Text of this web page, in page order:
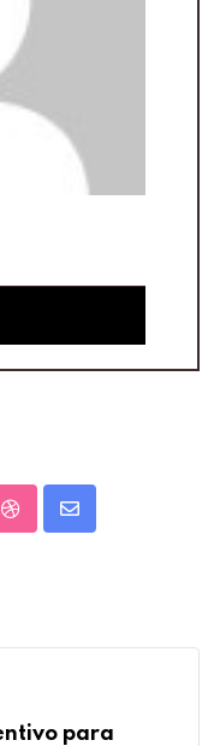
StumbleUpon
Share
para